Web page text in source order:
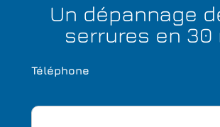
Un dépannage
serrures en 30
Téléphone